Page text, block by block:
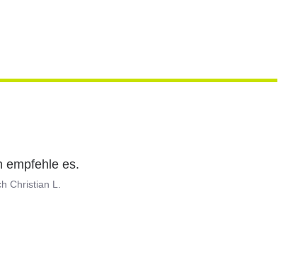
empfehle es.
Christian L.